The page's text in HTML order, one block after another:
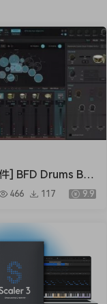
realism. The
Take the
from the
distortion and
FX such as
libraries and
studio.
and Modern).
Most of the semi-
Modular SV-1 and
multimode
to add your
rapidly generate
just got freaky!
] BFD Drums BF
[WiN]（60.9M
466 117 9.9